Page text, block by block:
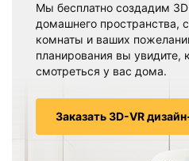
Мы бесплатно создадим
домашнего пространства,
комнаты и ваших
планирования вы увидите,
смотреться у вас дома.
Заказать 3D-VR